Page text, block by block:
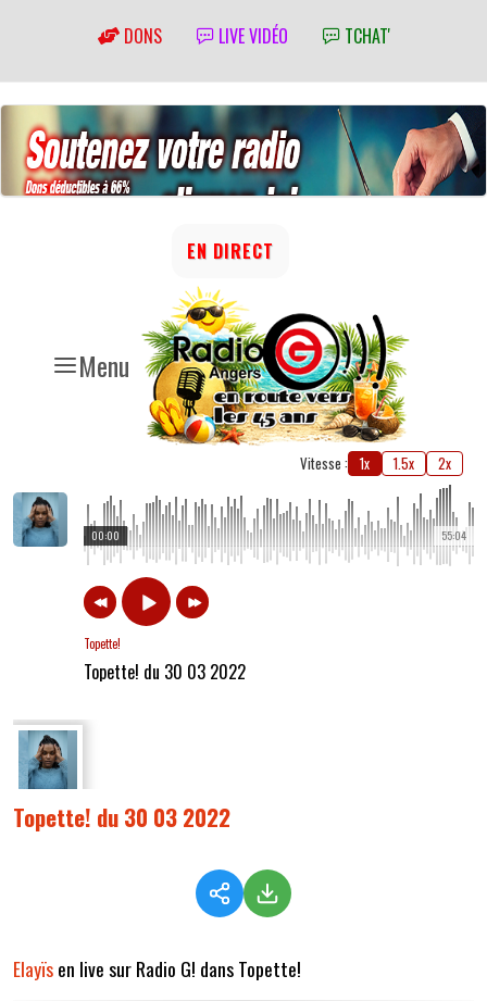
DONS LIVE VIDÉO TCHAT'
Menu
EN DIRECT
Vitesse : 1x 1.5x 2x
55:04
00:00
Topette!
Topette! du 30 03 2022
Topette! du 30 03 2022
Elayïsen live sur Radio G! dans Topette!